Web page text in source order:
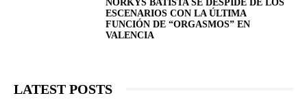
NORKYS BATISTA SE DESPIDE DE LOS
ESCENARIOS CON LA ÚLTIMA
FUNCIÓN DE “ORGASMOS” EN
VALENCIA
LATEST POSTS